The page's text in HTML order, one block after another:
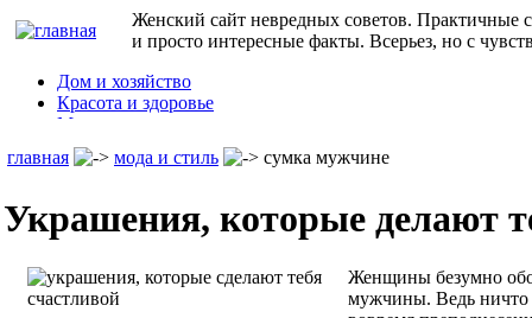
Женский сайт невредных советов. Практичные
и просто интересные факты. Всерьез, но с
Дом и хозяйство
Красота и здоровье
Мода и стиль
Дети
Семья
Юмор
Кулинарные рецепты
главная мода и стиль сумка мужчине
Украшения, которые делают
Женщины безумно
мужчины. Ведь ничто